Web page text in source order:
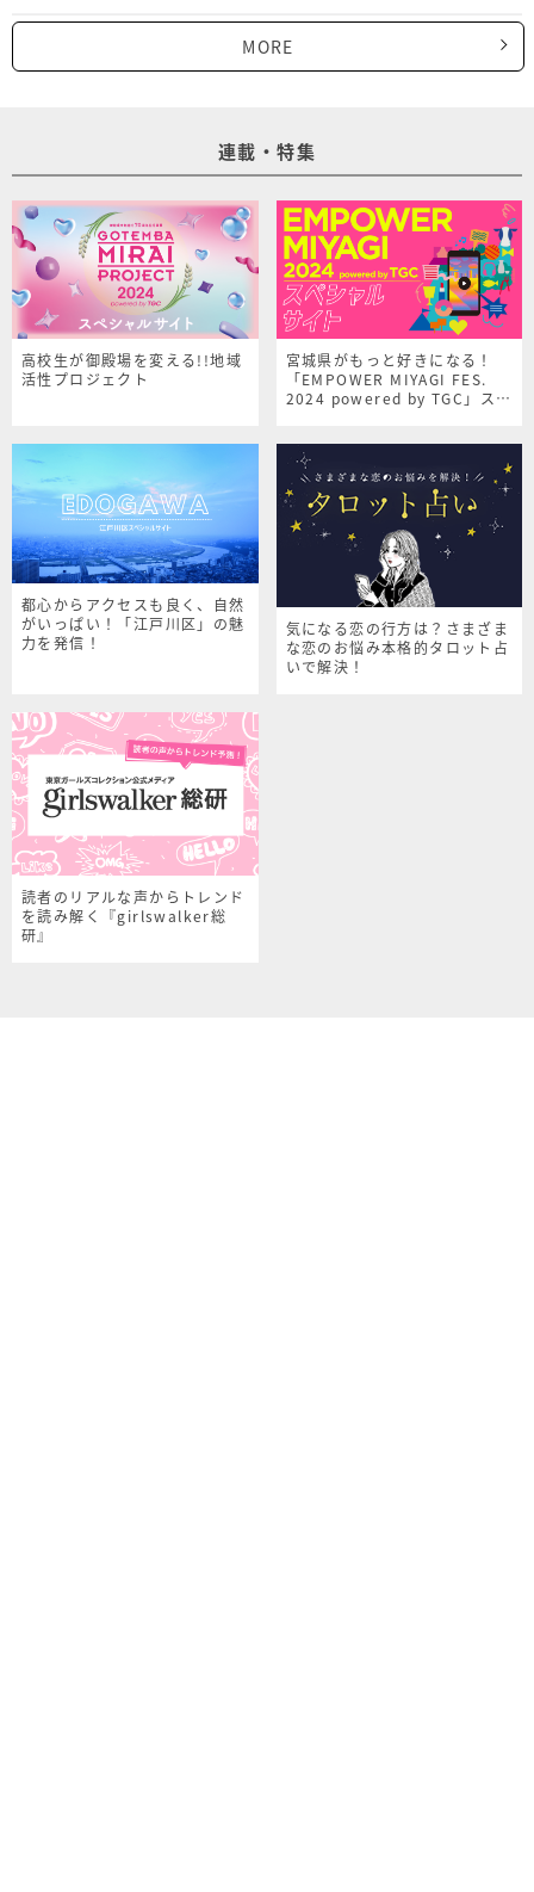
MORE
連載・特集
高校生が御殿場を変える!!地域
活性プロジェクト
宮城県がもっと好きになる！
「EMPOWER MIYAGI FES.
2024 powered by TGC」スペ
都心からアクセスも良く、自然
がいっぱい！「江戸川区」の魅
力を発信！
気になる恋の行方は？さまざま
な恋のお悩み本格的タロット占
いで解決！
読者のリアルな声からトレンド
を読み解く『girlswalker総
研』